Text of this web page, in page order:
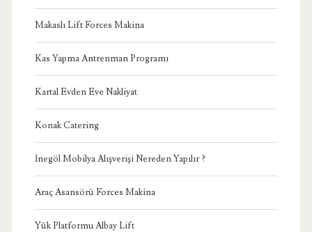
Makaslı Lift Forces Makina
Kas Yapma Antrenman Programı
Kartal Evden Eve Nakliyat
Konak Catering
İnegöl Mobilya Alışverişi Nereden Yapılır ?
Araç Asansörü Forces Makina
Yük Platformu Albay Lift